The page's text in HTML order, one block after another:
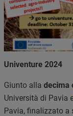
Univenture 2024
Giunto alla decima
Università di Pavia
Pavia, finalizzato a